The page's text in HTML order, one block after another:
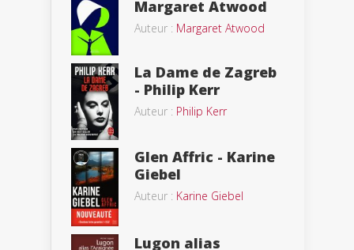
Margaret Atwood
Auteur : Margaret Atwood
La Dame de Zagreb
- Philip Kerr
Auteur : Philip Kerr
Glen Affric - Karine
Giebel
Auteur : Karine Giebel
Lugon alias